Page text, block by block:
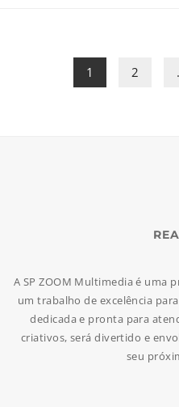
1 2
A SP ZOOM Multimedia é uma
um trabalho de excelência
dedicada e pronta para
criativos, será divertido e
seu